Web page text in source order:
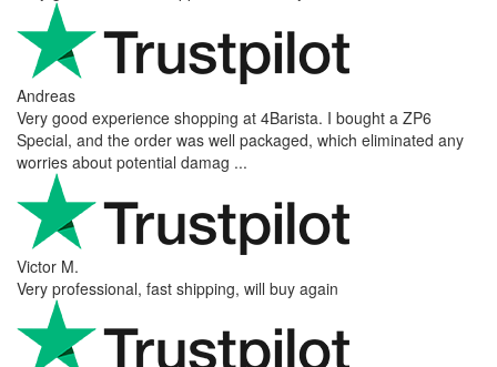
Andreas
Very good experience shopping at 4Barista. I bought a ZP6
Special, and the order was well packaged, which eliminated any
worries about potential damag ...
Victor M.
Very professional, fast shipping, will buy again